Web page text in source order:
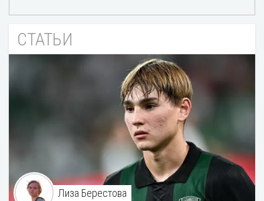
СТАТЬИ
Лиза Берестова